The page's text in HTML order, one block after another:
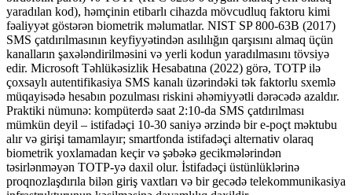
yaradılan kod), həmçinin etibarlı cihazda mövcudluq faktoru kimi
fəaliyyət göstərən biometrik məlumatlar. NIST SP 800-63B (2017)
SMS çatdırılmasının keyfiyyətindən asılılığın qarşısını almaq üçün
kanalların şaxələndirilməsini və yerli kodun yaradılmasını tövsiyə
edir. Microsoft Təhlükəsizlik Hesabatına (2022) görə, TOTP ilə
çoxsaylı autentifikasiya SMS kanalı üzərindəki tək faktorlu sxemlə
müqayisədə hesabın pozulması riskini əhəmiyyətli dərəcədə azaldır.
Praktiki nümunə: kompüterdə saat 2:10-da SMS çatdırılması
mümkün deyil – istifadəçi 10-30 saniyə ərzində bir e-poçt məktubu
alır və girişi tamamlayır; smartfonda istifadəçi alternativ olaraq
biometrik yoxlamadan keçir və şəbəkə gecikmələrindən
təsirlənməyən TOTP-yə daxil olur. İstifadəçi üstünlüklərinə
proqnozlaşdırıla bilən giriş vaxtları və bir gecədə telekommunikasiya